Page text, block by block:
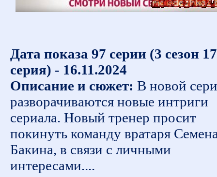
Дата показа 97 серии (3 сезон 17
серия) - 16.11.2024
Описание и сюжет: В новой
разворачиваются новые интриги
сериала. Новый тренер просит
покинуть команду вратаря
Бакина, в связи с личными
интересами....